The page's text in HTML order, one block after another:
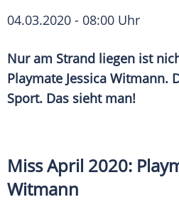
04.03.2020 - 08:00 Uhr
Nur am Strand liegen ist
Playmate Jessica Witmann.
Sport. Das sieht man!
Miss April 2020:
Witmann